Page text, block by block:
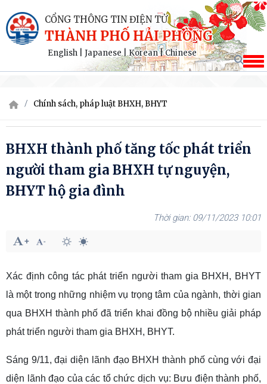
CỔNG THÔNG TIN ĐIỆN TỬ
THÀNH PHỐ HẢI PHÒNG
English Japanese|Korean|Chinese
Chính sách, pháp luật BHXH, BHYT
BHXH thành phố tăng tốc phát triển
người tham gia BHXH tự nguyện,
BHYT hộ gia đình
09/11/2023 10:01
Xác định công tác phát triển người tham gia BHXH, BHYT
là một trong những nhiệm vụ trọng tâm của ngành, thời gian
qua BHXH thành phố đã triển khai đồng bộ nhiều giải pháp
phát triển người tham gia BHXH, BHYT.
Sáng 9/11, đại diện lãnh đạo BHXH thành phố cùng với đại
diện lãnh đạo của các tổ chức dịch vụ: Bưu điện thành phố,